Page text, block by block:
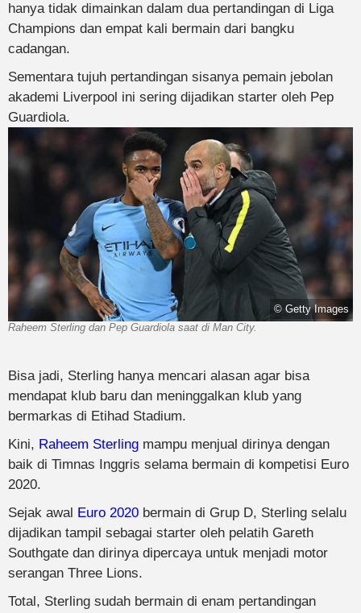
hanya tidak dimainkan dalam dua pertandingan di Liga
Champions dan empat kali bermain dari bangku
cadangan.
Sementara tujuh pertandingan sisanya pemain jebolan
akademi Liverpool ini sering dijadikan starter oleh Pep
Guardiola.
© Getty Images
Raheem Sterling dan Pep Guardiola saat di Man City.
Bisa jadi, Sterling hanya mencari alasan agar bisa
mendapat klub baru dan meninggalkan klub yang
bermarkas di Etihad Stadium.
Kini, Raheem Sterling mampu menjual dirinya dengan
baik di Timnas Inggris selama bermain di kompetisi Euro
2020.
Sejak awal Euro 2020 bermain di Grup D, Sterling selalu
dijadikan tampil sebagai starter oleh pelatih Gareth
Southgate dan dirinya dipercaya untuk menjadi motor
serangan Three Lions.
Total, Sterling sudah bermain di enam pertandingan